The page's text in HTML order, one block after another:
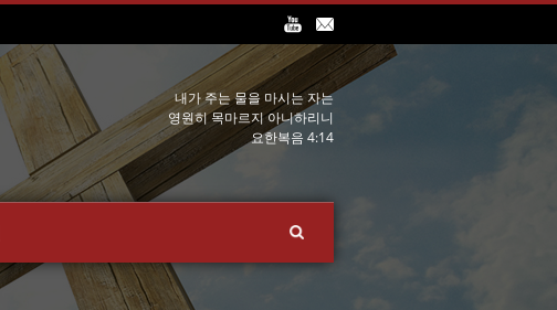
내가 주는 물을 마시는 자는
영원히 목마르지 아니하리니
요한복음 4:14